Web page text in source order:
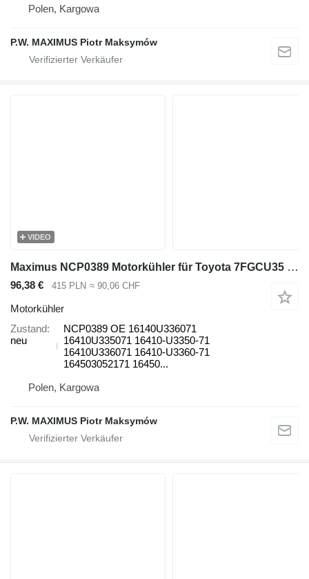
Polen, Kargowa
P.W. MAXIMUS Piotr Maksymów
VIDEO
Maximus NCP0389 Motorkühler für Toyota 7FGCU35 , 7FGCU45 Gas-Gabelstapler
96,38 € 415 PLN ≈ 90,06 CHF
Motorkühler
Zustand
neu
NCP0389 OE 16140U336071
16410U335071 16410-U3350-71
16410U336071 16410-U3360-71
164503052171 16450...
Polen, Kargowa
P.W. MAXIMUS Piotr Maksymów